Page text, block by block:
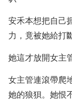
安禾本想把自己
力，竟被她給打
她這才放開女主
女主管連滾帶爬
她的狼狽。她恨